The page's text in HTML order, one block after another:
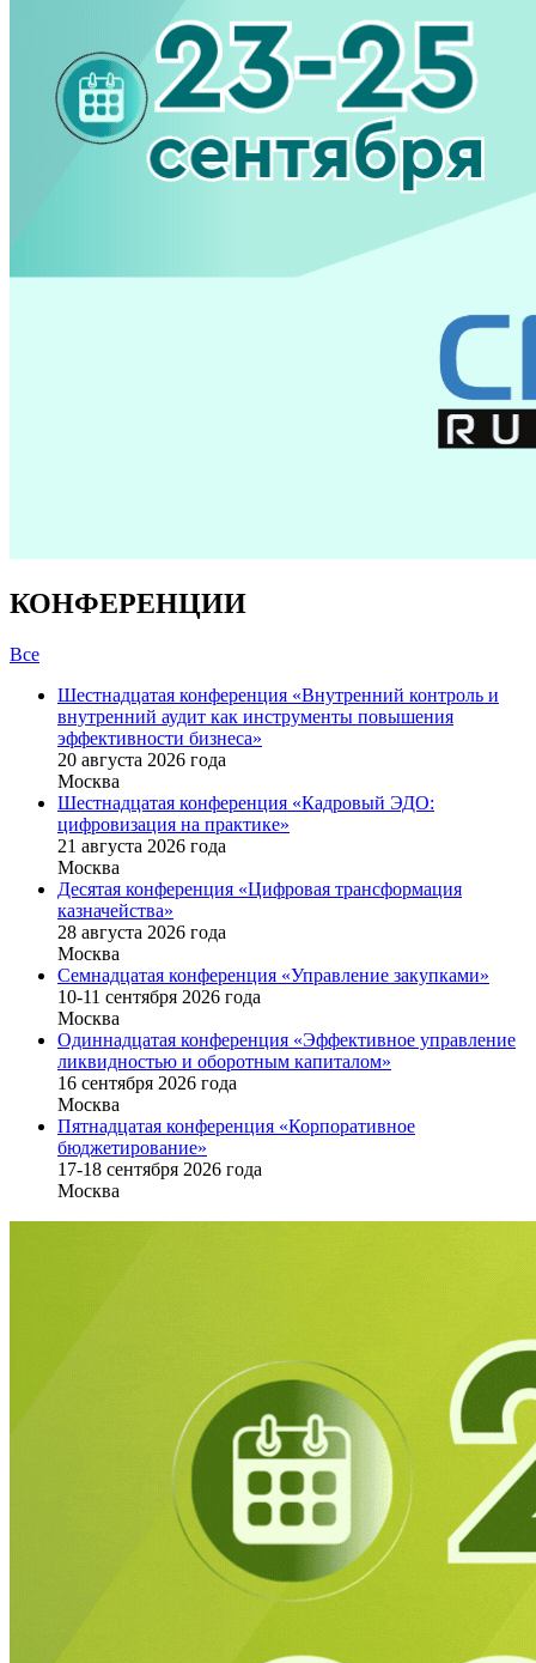
КОНФЕРЕНЦИИ
Все
Шестнадцатая конференция «Внутренний контроль и
внутренний аудит как инструменты повышения
эффективности бизнеса»
20 августа 2026 года
Москва
Шестнадцатая конференция «Кадровый ЭДО:
цифровизация на практике»
21 августа 2026 года
Москва
Десятая конференция «Цифровая трансформация
казначейства»
28 августа 2026 года
Москва
Семнадцатая конференция «Управление закупками»
10-11 сентября 2026 года
Москва
Одиннадцатая конференция «Эффективное управление
ликвидностью и оборотным капиталом»
16 cентября 2026 года
Москва
Пятнадцатая конференция «Корпоративное
бюджетирование»
17-18 сентября 2026 года
Москва